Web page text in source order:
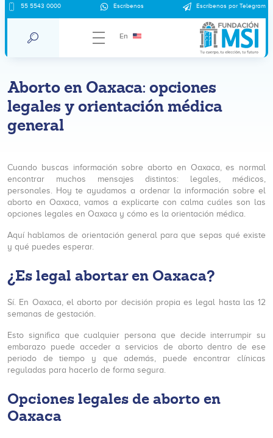
55 5543 0000 Escríbenos Escríbenos por Telegram
En
Aborto en Oaxaca: opciones
legales y orientación médica
general
Cuando buscas información sobre aborto en Oaxaca, es normal
encontrar muchos mensajes distintos: legales, médicos,
personales. Hoy te ayudamos a ordenar la información sobre el
aborto en Oaxaca, vamos a explicarte con calma cuáles son las
opciones legales en Oaxaca y cómo es la orientación médica.
Aquí hablamos de orientación general para que sepas qué existe
y qué puedes esperar.
¿Es legal abortar en Oaxaca?
Sí. En Oaxaca, el aborto por decisión propia es legal hasta las 12
semanas de gestación.
Esto significa que cualquier persona que decide interrumpir su
embarazo puede acceder a servicios de aborto dentro de ese
periodo de tiempo y que además, puede encontrar clínicas
reguladas para hacerlo de forma segura.
Opciones legales de aborto en
Oaxaca